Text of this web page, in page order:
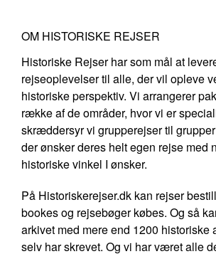
OM HISTORISKE REJSER
Historiske Rejser har som mål at
rejseoplevelser til alle, der vil opleve
historiske perspektiv. Vi arrangerer
række af de områder, hvor vi er
skræddersyr vi grupperejser til
der ønsker deres helt egen rejse med
historiske vinkel I ønsker.
På Historiskerejser.dk kan rejser
bookes og rejsebøger købes. Og så
arkivet med mere end 1200 historiske
selv har skrevet. Og vi har været alle